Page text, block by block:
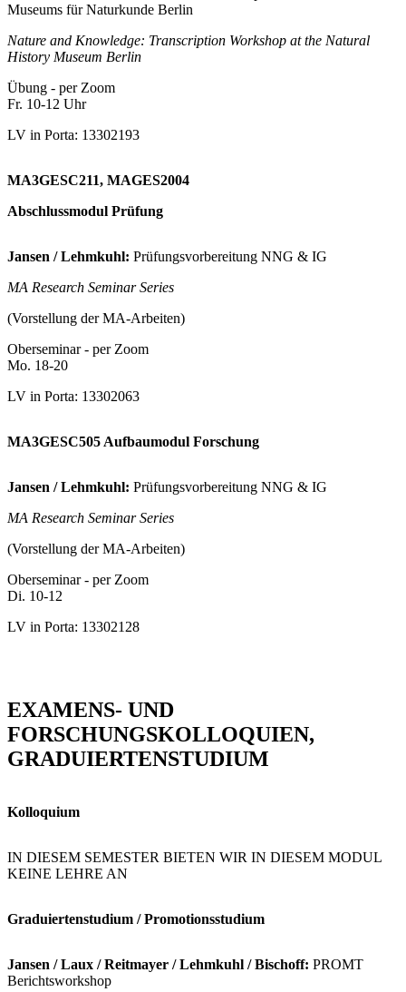
Museums für Naturkunde Berlin
Nature and Knowledge: Transcription Workshop at the Natural
History Museum Berlin
Übung - per Zoom
Fr. 10-12 Uhr
LV in Porta: 13302193
MA3GESC211, MAGES2004
Abschlussmodul Prüfung
Jansen / Lehmkuhl: Prüfungsvorbereitung NNG & IG
MA Research Seminar Series
(Vorstellung der MA-Arbeiten)
Oberseminar - per Zoom
Mo. 18-20
LV in Porta: 13302063
MA3GESC505 Aufbaumodul Forschung
Jansen / Lehmkuhl: Prüfungsvorbereitung NNG & IG
MA Research Seminar Series
(Vorstellung der MA-Arbeiten)
Oberseminar - per Zoom
Di. 10-12
LV in Porta: 13302128
EXAMENS- UND
FORSCHUNGSKOLLOQUIEN,
GRADUIERTENSTUDIUM
Kolloquium
IN DIESEM SEMESTER BIETEN WIR IN DIESEM MODUL
KEINE LEHRE AN
Graduiertenstudium / Promotionsstudium
Jansen / Laux / Reitmayer / Lehmkuhl / Bischoff: PROMT
Berichtsworkshop